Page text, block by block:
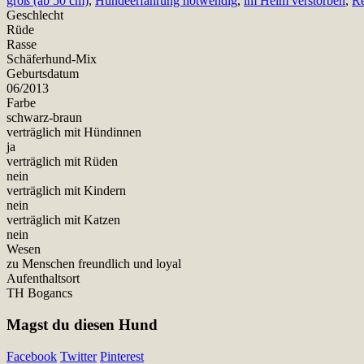
Geschlecht
Rüde
Rasse
Schäferhund-Mix
Geburtsdatum
06/2013
Farbe
schwarz-braun
verträglich mit Hündinnen
ja
verträglich mit Rüden
nein
verträglich mit Kindern
nein
verträglich mit Katzen
nein
Wesen
zu Menschen freundlich und loyal
Aufenthaltsort
TH Bogancs
Magst du diesen Hund
Facebook Twitter Pinterest